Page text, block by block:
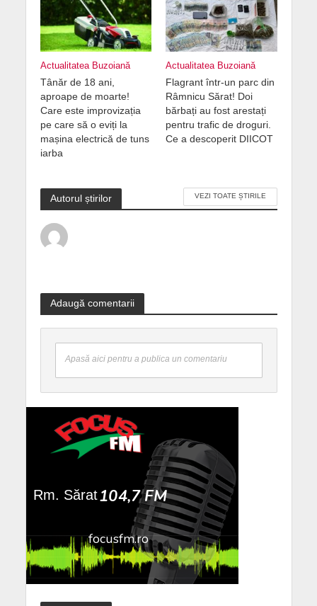
Actualitatea Buzoiană
Tânăr de 18 ani,
aproape de moarte!
Care este improvizația
pe care să o eviți la
mașina electrică de tuns
iarba
Actualitatea Buzoiană
Flagrant într-un parc din
Râmnicu Sărat! Doi
bărbați au fost arestați
pentru trafic de droguri.
Ce a descoperit DIICOT
Autorul știrilor VEZI TOATE ȘTIRILE
Adaugă comentarii
Apasă aici pentru a publica un comentariu